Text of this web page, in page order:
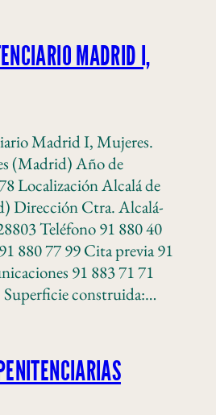
MADRID I,
Madrid I, Mujeres.
(Madrid) Año de
Localización Alcalá de
Dirección Ctra. Alcalá-
Teléfono 91 880 40
880 77 99 Cita previa 91
91 883 71 71
Superficie construida:…